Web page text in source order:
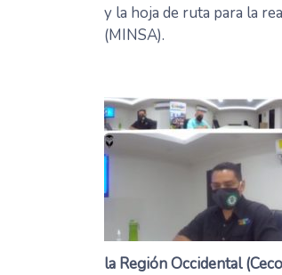
y la hoja de ruta para la
(MINSA).
la Región Occidental